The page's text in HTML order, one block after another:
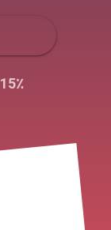
15٪ خصم